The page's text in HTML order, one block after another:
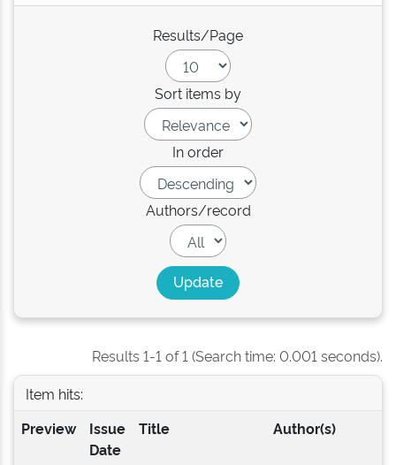
Results/Page
Sort items by
In order
Authors/record
Results 1-1 of 1 (Search time: 0.001 seconds).
Item hits:
Preview
Issue
Date
Title Author(s)